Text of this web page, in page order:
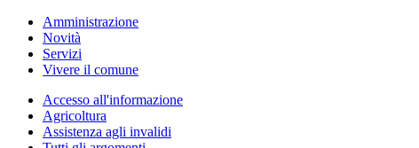
Amministrazione
Novità
Servizi
Vivere il comune
Accesso all'informazione
Agricoltura
Assistenza agli invalidi